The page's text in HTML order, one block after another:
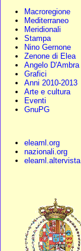
Macroregione
Mediterraneo
Meridionali
Stampa
Nino Gernone
Zenone di Elea
Angelo D'Ambra
Grafici
Anni 2010-2013
Arte e cultura
Eventi
GnuPG
eleaml.org
nazionali.org
eleaml.altervista